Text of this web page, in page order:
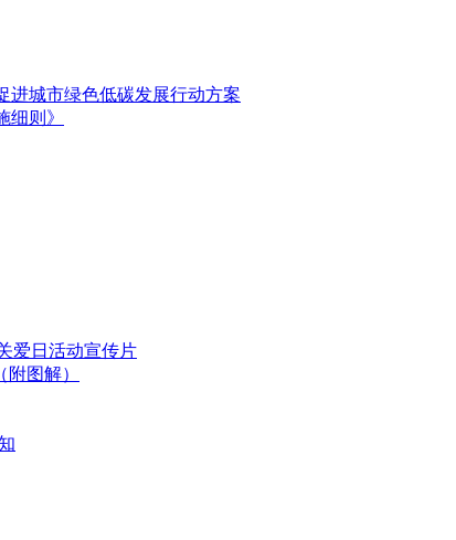
进城市绿色低碳发展行动方案
则》
爱日活动宣传片
图解）